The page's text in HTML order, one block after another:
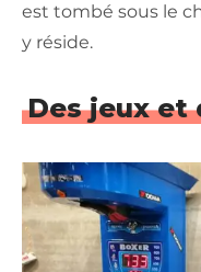
est tombé sous le
y réside.
Des jeux et